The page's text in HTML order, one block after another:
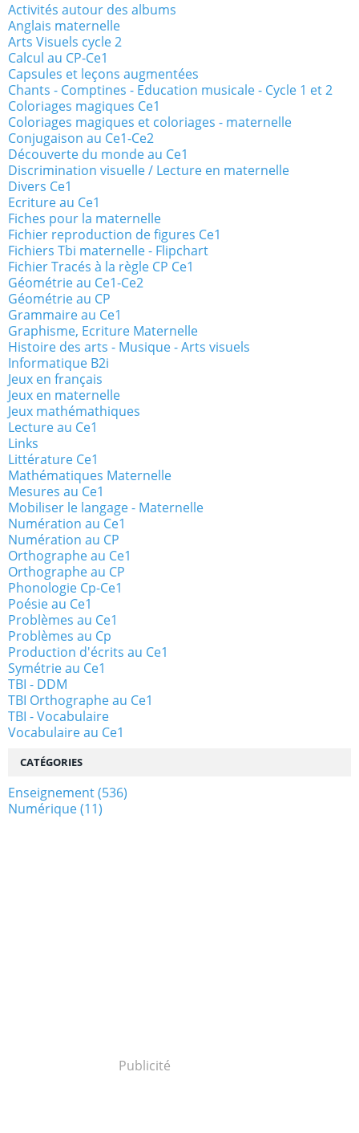
Activités autour des albums
Anglais maternelle
Arts Visuels cycle 2
Calcul au CP-Ce1
Capsules et leçons augmentées
Chants - Comptines - Education musicale - Cycle 1 et 2
Coloriages magiques Ce1
Coloriages magiques et coloriages - maternelle
Conjugaison au Ce1-Ce2
Découverte du monde au Ce1
Discrimination visuelle / Lecture en maternelle
Divers Ce1
Ecriture au Ce1
Fiches pour la maternelle
Fichier reproduction de figures Ce1
Fichiers Tbi maternelle - Flipchart
Fichier Tracés à la règle CP Ce1
Géométrie au Ce1-Ce2
Géométrie au CP
Grammaire au Ce1
Graphisme, Ecriture Maternelle
Histoire des arts - Musique - Arts visuels
Informatique B2i
Jeux en français
Jeux en maternelle
Jeux mathémathiques
Lecture au Ce1
Links
Littérature Ce1
Mathématiques Maternelle
Mesures au Ce1
Mobiliser le langage - Maternelle
Numération au Ce1
Numération au CP
Orthographe au Ce1
Orthographe au CP
Phonologie Cp-Ce1
Poésie au Ce1
Problèmes au Ce1
Problèmes au Cp
Production d'écrits au Ce1
Symétrie au Ce1
TBI - DDM
TBI Orthographe au Ce1
TBI - Vocabulaire
Vocabulaire au Ce1
CATÉGORIES
Enseignement(536)
Numérique(11)
Publicité